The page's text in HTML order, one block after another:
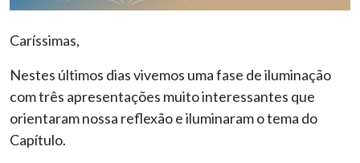
Caríssimas,
Nestes últimos dias vivemos uma fase de iluminação
com três apresentações muito interessantes que
orientaram nossa reflexão e iluminaram o tema do
Capítulo.